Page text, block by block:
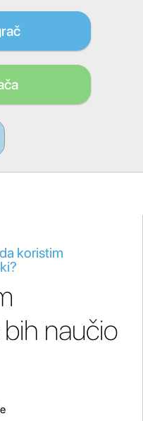
koristim
naučio